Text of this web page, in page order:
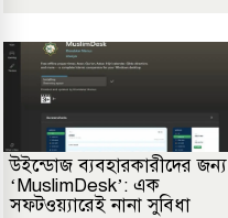
উইন্ডোজ ব্যবহারকারীদের জন্য
‘MuslimDesk’: এক
সফটওয়্যারেই নানা সুবিধা